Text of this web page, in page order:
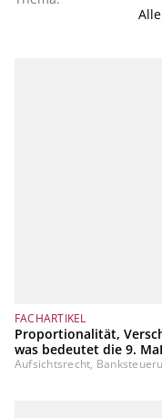
FACHARTIKEL
Proportionalität,
was bedeutet die 9.
Aufsichtsrecht,